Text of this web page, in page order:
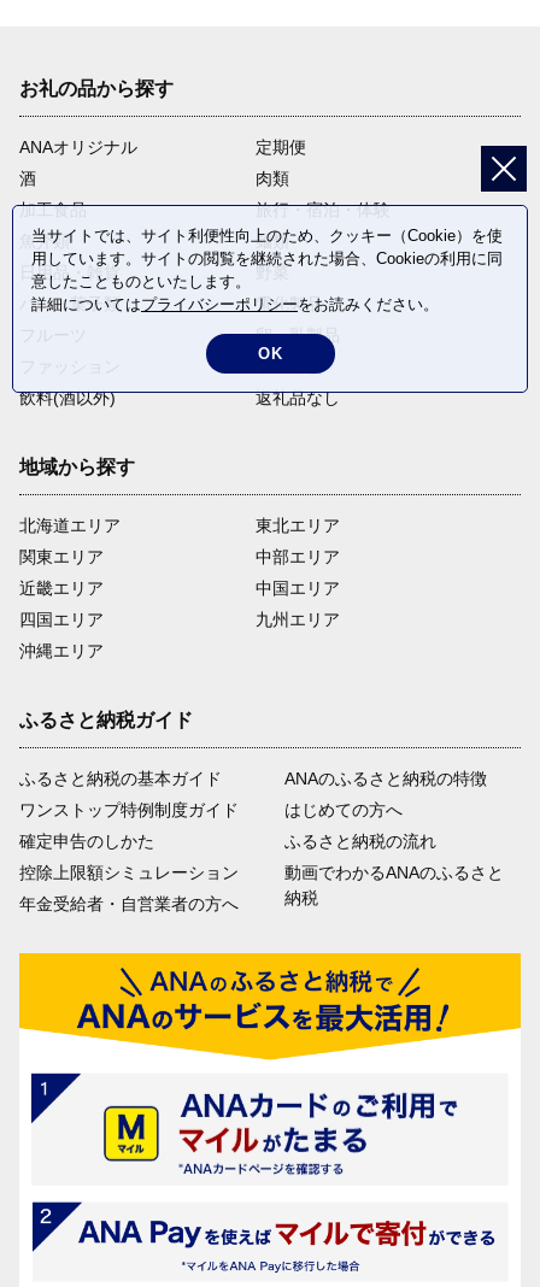
お礼の品から探す
ANAオリジナル
定期便
酒
肉類
加工食品
旅行・宿泊・体験
魚介類
麺類
日用品・雑貨
野菜
パン・菓子類
電化製品
卵・乳製品
飲料(酒以外)
返礼品なし
地域から探す
北海道エリア
関東エリア
近畿エリア
四国エリア
沖縄エリア
東北エリア
中部エリア
中国エリア
九州エリア
ふるさと納税ガイド
ふるさと納税の基本ガイド
ワンストップ特例制度ガイド
確定申告のしかた
控除上限額シミュレーション
年金受給者・自営業者の方へ
ANAのふるさと納税の特徴
はじめての方へ
ふるさと納税の流れ
動画でわかるANAのふるさと
納税
当サイトでは、サイト利便性向上のため、クッキー（Cookie）を使
用しています。サイトの閲覧を継続された場合、Cookieの利用に同
意したことものといたします。
詳細についてはプライバシーポリシーをお読みください。
OK